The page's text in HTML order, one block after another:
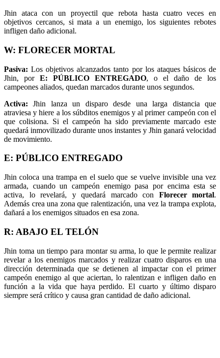
Jhin ataca con un proyectil que rebota hasta cuatro veces en
objetivos cercanos, si mata a un enemigo, los siguientes rebotes
infligen daño adicional.
W: FLORECER MORTAL
Pasiva:Los objetivos alcanzados tanto por los ataques básicos de
Jhin, por E: PÚBLICO ENTREGADO, o el daño de los
campeones aliados, quedan marcados durante unos segundos.
Activa:Jhin lanza un disparo desde una larga distancia que
atraviesa y hiere a los súbditos enemigos y al primer campeón con el
que colisiona. Si el campeón ha sido previamente marcado este
quedará inmovilizado durante unos instantes y Jhin ganará velocidad
de movimiento.
E: PÚBLICO ENTREGADO
Jhin coloca una trampa en el suelo que se vuelve invisible una vez
armada, cuando un campeón enemigo pasa por encima esta se
activa, lo revelará, y quedará marcado con Florecer mortal.
Además crea una zona que ralentización, una vez la trampa explota,
dañará a los enemigos situados en esa zona.
R: ABAJO EL TELÓN
Jhin toma un tiempo para montar su arma, lo que le permite realizar
revelar a los enemigos marcados y realizar cuatro disparos en una
dirección determinada que se detienen al impactar con el primer
campeón enemigo al que aciertan, lo ralentizan e infligen daño en
función a la vida que haya perdido. El cuarto y último disparo
siempre será crítico y causa gran cantidad de daño adicional.